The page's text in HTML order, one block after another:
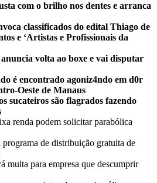
com o brilho nos dentes e arranca
classificados do edital Thiago de
e ‘Artistas e Profissionais da
volta ao boxe e vai disputar
é encontrado agoniz4ndo em d0r
Oeste de Manaus
sucateiros são flagrados fazendo
renda podem solicitar parabólica
de distribuição gratuita de
multa para empresa que descumprir